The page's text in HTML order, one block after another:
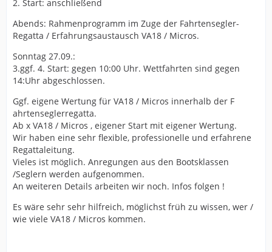
2. Start: anschließend
Abends: Rahmenprogramm im Zuge der Fahrtensegler-
Regatta / Erfahrungsaustausch VA18 / Micros.
Sonntag 27.09.:
3.ggf. 4. Start: gegen 10:00 Uhr. Wettfahrten sind gegen
14:Uhr abgeschlossen.
Ggf. eigene Wertung für VA18 / Micros innerhalb der F
ahrtenseglerregatta.
Ab x VA18 / Micros , eigener Start mit eigener Wertung.
Wir haben eine sehr flexible, professionelle und erfahrene
Regattaleitung.
Vieles ist möglich. Anregungen aus den Bootsklassen
/Seglern werden aufgenommen.
An weiteren Details arbeiten wir noch. Infos folgen !
Es wäre sehr sehr hilfreich, möglichst früh zu wissen, wer /
wie viele VA18 / Micros kommen.